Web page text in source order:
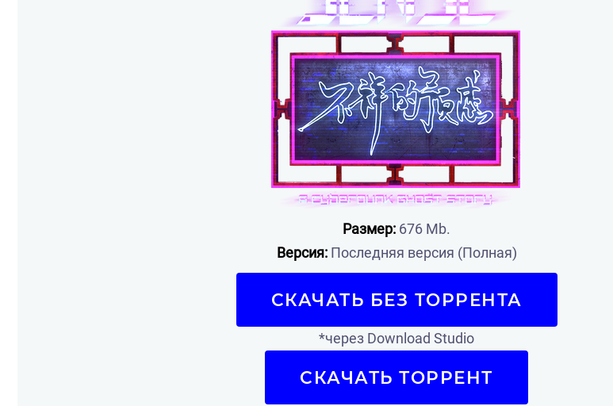
Размер: 676 Mb.
Версия:Последняя версия (Полная)
СКАЧАТЬ БЕЗ ТОРРЕНТА
*через Download Studio
СКАЧАТЬ ТОРРЕНТ